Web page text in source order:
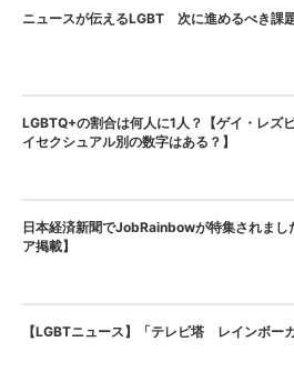
ニュースが伝えるLGBT 次に進めるべき課
LGBTQ+の割合は何人に1人？【ゲイ・レズ
イセクシュアル別の数字はある？】
日本経済新聞でJobRainbowが特集されまし
ア掲載】
【LGBTニュース】「テレビ塔 レインボー